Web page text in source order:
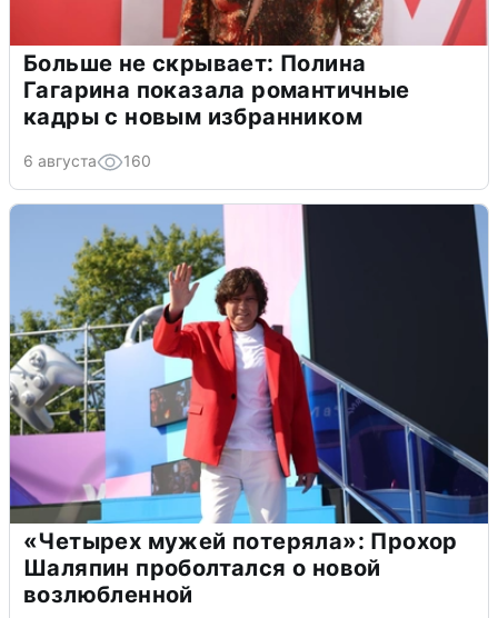
Больше не скрывает: Полина
Гагарина показала романтичные
кадры с новым избранником
6 августа 160
«Четырех мужей потеряла»: Прохор
Шаляпин проболтался о новой
возлюбленной